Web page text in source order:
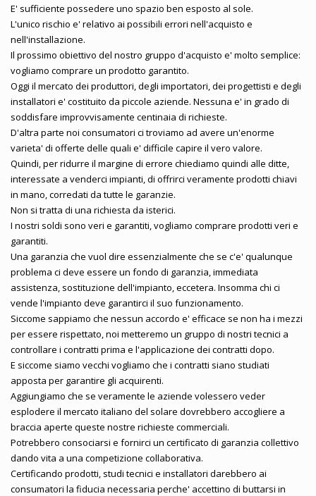
E' sufficiente possedere uno spazio ben esposto al sole.
L'unico rischio e' relativo ai possibili errori nell'acquisto e
nell'installazione.
Il prossimo obiettivo del nostro gruppo d'acquisto e' molto semplice:
vogliamo comprare un prodotto garantito.
Oggi il mercato dei produttori, degli importatori, dei progettisti e degli
installatori e' costituito da piccole aziende. Nessuna e' in grado di
soddisfare improvvisamente centinaia di richieste.
D'altra parte noi consumatori ci troviamo ad avere un'enorme
varieta' di offerte delle quali e' difficile capire il vero valore.
Quindi, per ridurre il margine di errore chiediamo quindi alle ditte,
interessate a venderci impianti, di offrirci veramente prodotti chiavi
in mano, corredati da tutte le garanzie.
Non si tratta di una richiesta da isterici.
I nostri soldi sono veri e garantiti, vogliamo comprare prodotti veri e
garantiti.
Una garanzia che vuol dire essenzialmente che se c'e' qualunque
problema ci deve essere un fondo di garanzia, immediata
assistenza, sostituzione dell'impianto, eccetera. Insomma chi ci
vende l'impianto deve garantirci il suo funzionamento.
Siccome sappiamo che nessun accordo e' efficace se non ha i mezzi
per essere rispettato, noi metteremo un gruppo di nostri tecnici a
controllare i contratti prima e l'applicazione dei contratti dopo.
E siccome siamo vecchi vogliamo che i contratti siano studiati
apposta per garantire gli acquirenti.
Aggiungiamo che se veramente le aziende volessero veder
esplodere il mercato italiano del solare dovrebbero accogliere a
braccia aperte queste nostre richieste commerciali.
Potrebbero consociarsi e fornirci un certificato di garanzia collettivo
dando vita a una competizione collaborativa.
Certificando prodotti, studi tecnici e installatori darebbero ai
consumatori la fiducia necessaria perche' accettino di buttarsi in